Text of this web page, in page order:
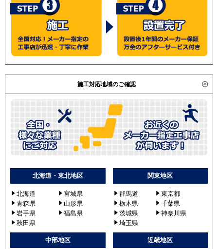
施工対応地域のご確認
北海道・東北地区
北海道
宮城県
青森県
山形県
岩手県
福島県
秋田県
関東地区
群馬道
東京都
栃木県
千葉県
茨城県
神奈川県
埼玉県
中部地区 近畿地区